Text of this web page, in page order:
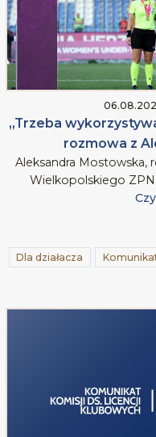
„Trzeba
rozmowa z
Aleksandra Mostowska,
Wielkopolskiego
Dla działacza